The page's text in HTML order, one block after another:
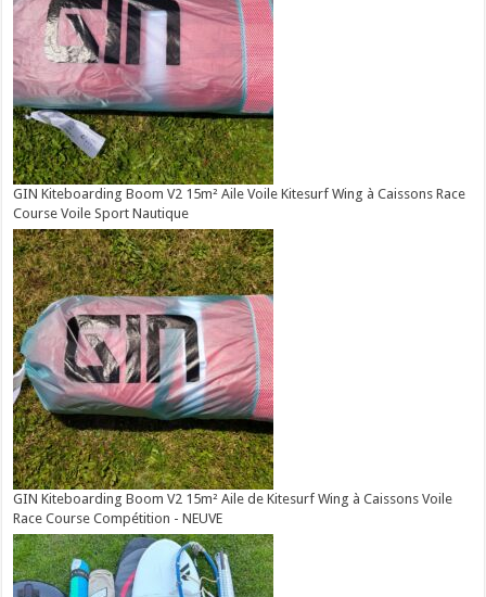
GIN Kiteboarding Boom V2 15m² Aile Voile Kitesurf Wing à Caissons Race
Course Voile Sport Nautique
GIN Kiteboarding Boom V2 15m² Aile de Kitesurf Wing à Caissons Voile
Race Course Compétition - NEUVE